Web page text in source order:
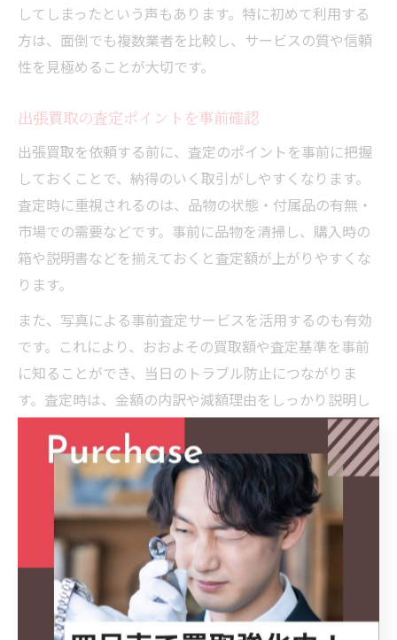
してしまったという声もあります。特に初めて利用する
方は、面倒でも複数業者を比較し、サービスの質や信頼
性を見極めることが大切です。
出張買取の査定ポイントを事前確認
出張買取を依頼する前に、査定のポイントを事前に把握
しておくことで、納得のいく取引がしやすくなります。
査定時に重視されるのは、品物の状態・付属品の有無・
市場での需要などです。事前に品物を清掃し、購入時の
箱や説明書などを揃えておくと査定額が上がりやすくな
ります。
また、写真による事前査定サービスを活用するのも有効
です。これにより、おおよその買取額や査定基準を事前
に知ることができ、当日のトラブル防止につながりま
す。査定時は、金額の内訳や減額理由をしっかり説明し
てもらい、不明点があればその場で確認しましょう。
初めての方は、査定ポイントを整理したチェックリスト
を利用するのもおすすめです。納得できる取引を目指す
ために、事前準備と確認を怠らないよう心がけてくださ
口コミや評価を活用した安全な出張